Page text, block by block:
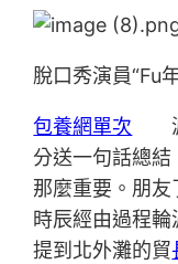
脫口秀演員“Fu
包養網單次 滬
分送一句話總
那麼重要。朋
時辰經由過程
提到北外灘的貿